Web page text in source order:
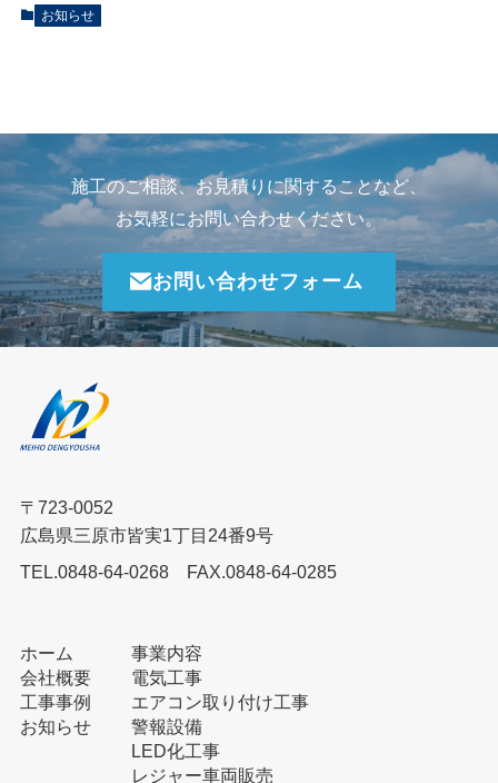
お知らせ
施工のご相談、お見積りに関することなど、
お気軽にお問い合わせください。
お問い合わせフォーム
〒723-0052
広島県三原市皆実1丁目24番9号
TEL.0848-64-0268
FAX.0848-64-0285
ホーム
会社概要
工事事例
お知らせ
事業内容
電気工事
エアコン取り付け工事
警報設備
LED化工事
レジャー車両販売